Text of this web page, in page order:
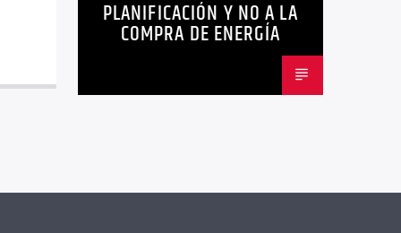
PLANIFICACIÓN Y NO A LA
COMPRA DE ENERGÍA